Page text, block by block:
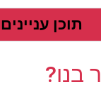
תוכן עניינים
בנו?